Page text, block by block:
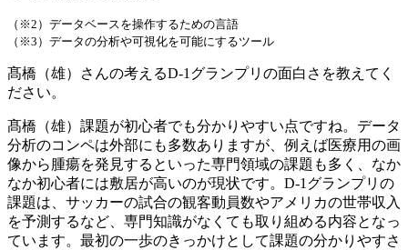
（※2）データベースを操作するための言語
（※3）データの分析や可視化を可能にするツール
髙橋（雄）さんの考えるD-1グランプリの面白さを教えてく
ださい。
髙橋（雄） 課題が初心者でも分かりやすい点ですね。データ
分析のコンペは外部にも多数ありますが、例えば医療用の画
像から腫瘍を発見するといった専門領域の課題も多く、なか
なか初心者には敷居が高いのが現状です。D-1グランプリの
課題は、サッカーの試合の観客動員数やアメリカの世帯収入
を予測するなど、専門知識がなくても取り組める内容となっ
ています。最初の一歩のきっかけとして課題の分かりやすさ